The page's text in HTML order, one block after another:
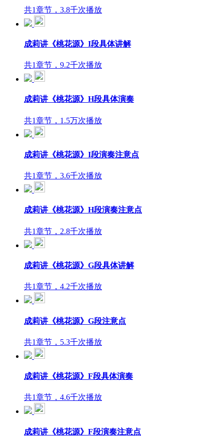
共1章节，3.8千次播放
成莉讲《桃花源》I段具体讲解
共1章节，9.2千次播放
成莉讲《桃花源》H段具体演奏
共1章节，1.5万次播放
成莉讲《桃花源》I段演奏注意点
共1章节，3.6千次播放
成莉讲《桃花源》H段演奏注意点
共1章节，2.8千次播放
成莉讲《桃花源》G段具体讲解
共1章节，4.2千次播放
成莉讲《桃花源》G段注意点
共1章节，5.3千次播放
成莉讲《桃花源》F段具体演奏
共1章节，4.6千次播放
成莉讲《桃花源》F段演奏注意点